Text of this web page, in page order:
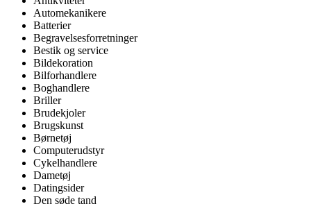
Automekanikere
Batterier
Begravelsesforretninger
Bestik og service
Bildekoration
Bilforhandlere
Boghandlere
Briller
Brudekjoler
Brugskunst
Børnetøj
Computerudstyr
Cykelhandlere
Dametøj
Datingsider
Den søde tand